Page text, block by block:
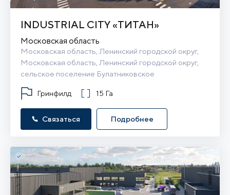
INDUSTRIAL CITY «ТИТАН»
Московская область
Московская область, Ленинский городской округ,
Московская область, Ленинский городской округ,
сельское поселение Булатниковское
Гринфилд 15 Га
Связаться Подробнее